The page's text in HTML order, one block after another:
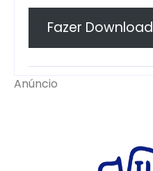
Fazer Download
Anúncio